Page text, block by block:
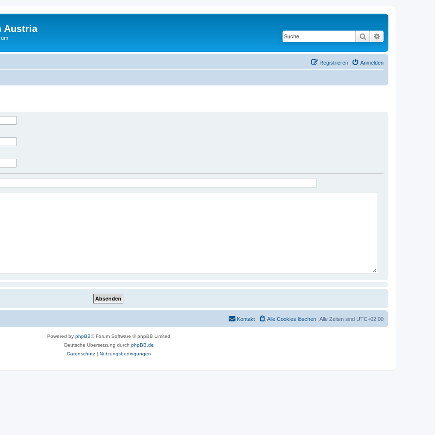
Austria
Suche
Anmelden
Registrieren
Alle Zeiten sind UTC+02:00
Alle Cookies löschen
Kontakt
Powered by phpBB® Forum Software © phpBB Limited
Deutsche Übersetzung durch phpBB.de
Datenschutz| Nutzungsbedingungen